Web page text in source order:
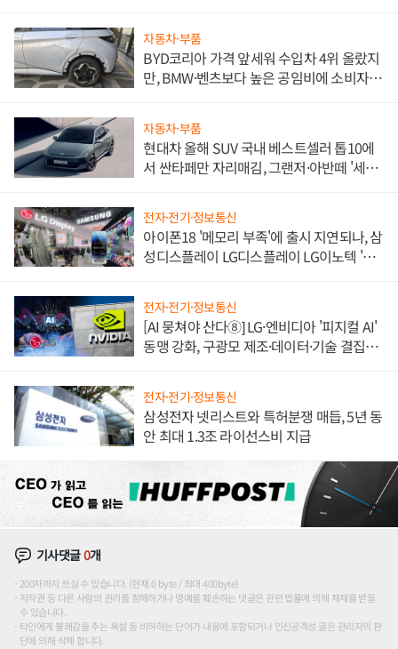
자동차·부품
BYD코리아 가격 앞세워 수입차 4위 올랐지
만, BMW·벤츠보다 높은 공임비에 소비자
자동차·부품
현대차 올해 SUV 국내 베스트셀러 톱10에
서 싼타페만 자리매김, 그랜저·아반떼 '세단
전자·전기·정보통신
아이폰18 '메모리 부족'에 출시 지연되나, 삼
성디스플레이 LG디스플레이 LG이노텍 '탈
전자·전기·정보통신
[AI 뭉쳐야 산다⑧] LG·엔비디아 '피지컬 AI'
동맹 강화, 구광모 제조·데이터·기술 결집
전자·전기·정보통신
삼성전자 넷리스트와 특허분쟁 매듭, 5년 동
안 최대 1.3조 라이선스비 지급
기사댓글0개
200자까지 쓰실 수 있습니다. (현재 0 byte / 최대 400byte)
저작권 등 다른 사람의 권리를 침해하거나 명예를 훼손하는 댓글은 관련 법률에 의해 제재를 받을
수 있습니다.
타인에게 불쾌감을 주는 욕설 등 비하하는 단어가 내용에 포함되거나 인신공격성 글은 관리자의 판
단에 의해 삭제 합니다.